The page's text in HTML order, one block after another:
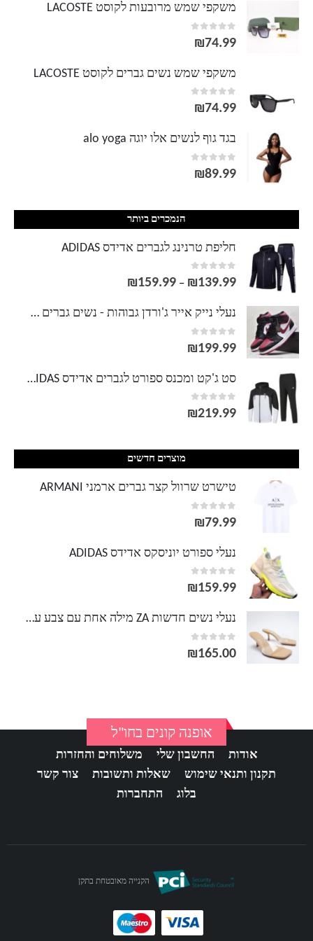
משקפי שמש מרובעות לקוסט LACOSTE
0
out of 5
₪74.99
משקפי שמש נשים גברים לקוסט LACOSTE
0
out of 5
₪74.99
בגד גוף לנשים אלו יוגה alo yoga
0
out of 5
₪89.99
הנמכרים ביותר
חליפת טרנינג לגברים אדידס ADIDAS
0
out of 5
₪139.99
–
₪159.99
נעלי נייק אייר ג'ורדן גבוהות - נשים גברים NIKE AIR JORDAN
0
out of 5
₪199.99
סט ג'קט ומכנס ספורט לגברים אדידס ADIDAS
0
out of 5
₪219.99
מוצרים חדשים
טישרט שרוול קצר גברים ארמני ARMANI
0
out of 5
₪79.99
נעלי ספורט יוניסקס אדידס ADIDAS
0
out of 5
₪159.99
נעלי נשים חדשות ZA מילה אחת עם צבע עירום סנדלים שקופים עם אצבע מרובעת עם עקבים גבוהים לנשים פרדות סטילטו
0
out of 5
₪165.00
אופנה קונים בחו"ל
אודות החשבון שלי
משלוחים והחזרות
תקנון ותנאי שימוש
שאלות ותשובות
צור קשר
בלוג
התחברות
הקנייה מאובטחת בתקן